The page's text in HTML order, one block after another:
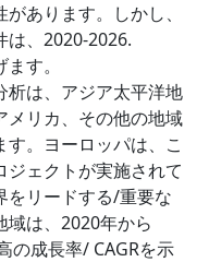
あります。しかし、
は、2020-2026.
す。
析は、アジア太平洋地
メリカ、その他の地域
。ヨーロッパは、こ
ェクトが実施されて
をリードする/重要な
域は、2020年から
の成長率/ CAGRを示